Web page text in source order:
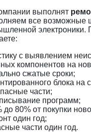
выполнят
все возможные
с выявлением
компонентов на
сжатые сроки;
блока на
части;
программ;
80% от покупки
один год;
части один год.